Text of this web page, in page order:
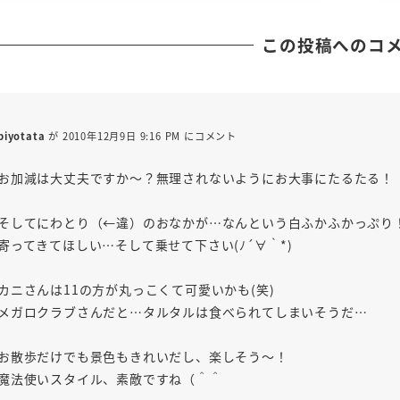
この投稿へのコ
が 2010年12月9日 9:16 PM にコメント
加減は大丈夫ですか～？無理されないようにお大事にたるたる！
してにわとり（←違）のおなかが…なんという白ふかふかっぷり！
ってきてほしい…そして乗せて下さい(ﾉ´∀｀*)
ニさんは11の方が丸っこくて可愛いかも(笑)
ガロクラブさんだと…タルタルは食べられてしまいそうだ…
散歩だけでも景色もきれいだし、楽しそう～！
法使いスタイル、素敵ですね（＾＾